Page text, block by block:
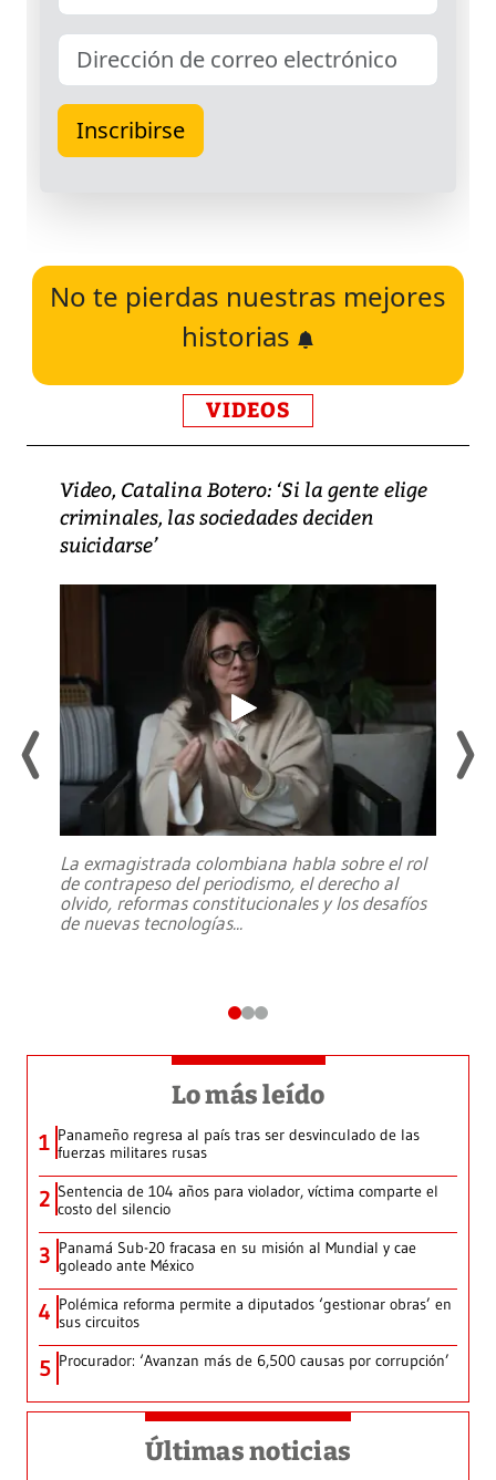
No te pierdas nuestras mejores
historias
VIDEOS
Video, Catalina Botero: ‘Si la gente elige
criminales, las sociedades deciden
suicidarse’
La exmagistrada colombiana habla sobre el rol
de contrapeso del periodismo, el derecho al
olvido, reformas constitucionales y los desafíos
de nuevas tecnologías...
Lo más leído
1 Panameño regresa al país tras ser desvinculado de las
fuerzas militares rusas
2 Sentencia de 104 años para violador, víctima comparte el
costo del silencio
3 Panamá Sub-20 fracasa en su misión al Mundial y cae
goleado ante México
4 Polémica reforma permite a diputados ‘gestionar obras’ en
sus circuitos
5 Procurador: ‘Avanzan más de 6,500 causas por corrupción’
Últimas noticias